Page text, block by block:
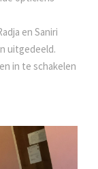
en Saniri
uitgedeeld.
in te schakelen